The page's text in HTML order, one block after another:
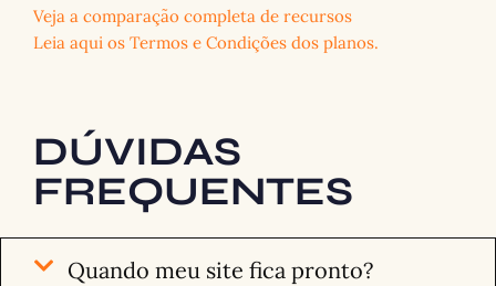
Veja a comparação completa de recursos
Leia aqui os Termos e Condições dos planos.
DÚVIDAS
FREQUENTES
Quando meu site fica pronto?